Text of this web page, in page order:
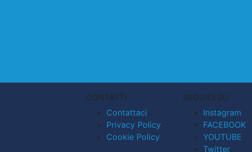
CONTATTI
Contattaci
Privacy Policy
Cookie Policy
SEGUICI SU
Instagram
FACEBOOK
YOUTUBE
Twitter